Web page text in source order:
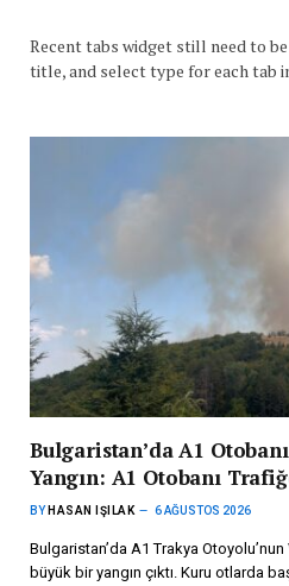
Recent tabs widget still need to
title, and select type for each tab
Bulgaristan’da A1
Yangın: A1 Otobanı
BY HASAN IŞILAK 6 AĞUSTOS 2026
Bulgaristan’da A1 Trakya
büyük bir yangın çıktı. Kuru otlarda